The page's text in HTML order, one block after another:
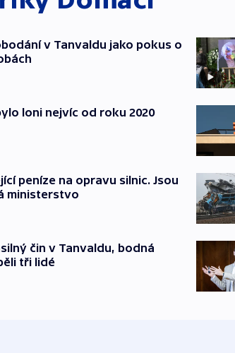
v Tanvaldu jako pokus o
loni nejvíc od roku 2020
peníze na opravu silnic. Jsou
ministerstvo
čin v Tanvaldu, bodná
tři lidé